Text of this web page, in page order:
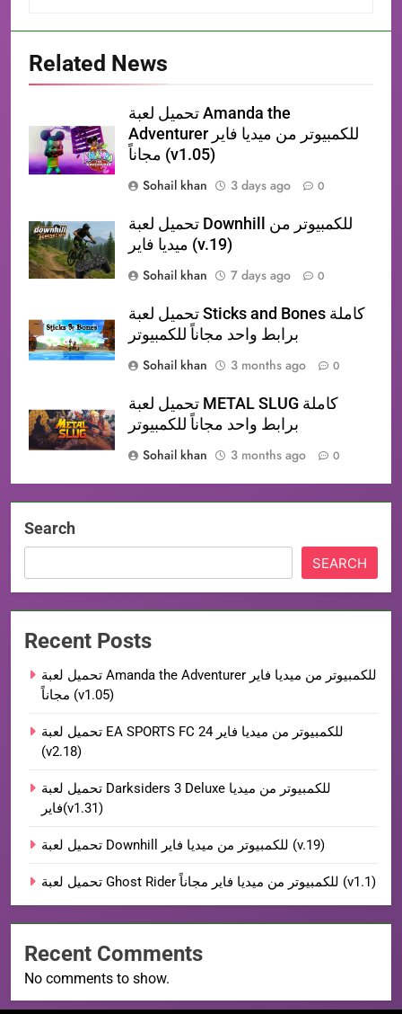
Related News
تحميل لعبة Amanda the
Adventurer للكمبيوتر من ميديا فاير
مجاناً (v1.05)
Sohail khan
3 days ago 0
تحميل لعبة Downhill للكمبيوتر من
ميديا فاير (v.19)
Sohail khan
7 days ago 0
تحميل لعبة Sticks and Bones كاملة
برابط واحد مجاناً للكمبيوتر
Sohail khan
3 months ago 0
تحميل لعبة METAL SLUG كاملة
برابط واحد مجاناً للكمبيوتر
Sohail khan
3 months ago 0
Search
SEARCH
Recent Posts
تحميل لعبة Amanda the Adventurer للكمبيوتر من ميديا فاير
مجاناً (v1.05)
تحميل لعبة EA SPORTS FC 24 للكمبيوتر من ميديا فاير
(v2.18)
تحميل لعبة Darksiders 3 Deluxe للكمبيوتر من ميديا
فاير(v1.31)
تحميل لعبة Downhill للكمبيوتر من ميديا فاير (v.19)
تحميل لعبة Ghost Rider للكمبيوتر من ميديا فاير مجاناً (v1.1)
Recent Comments
No comments to show.